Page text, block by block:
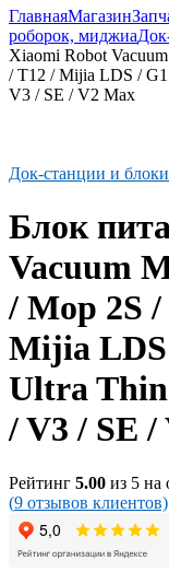
ГлавнаяМагазин
роборок, миджиа
Xiaomi Robot
/ T12 / Mijia LDS /
V3 / SE / V2 Max
Док-станции и
Блок
Vacuum
/ Mop 2S /
Mijia LDS
Ultra
/ V3 / SE
Рейтинг 5.00 из 5 на
(9 отзывов клиентов)